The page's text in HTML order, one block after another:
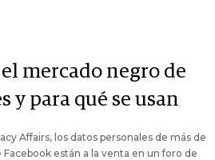
mercado negro de
y para qué se usan
Affairs, los datos personales de más de
están a la venta en un foro de